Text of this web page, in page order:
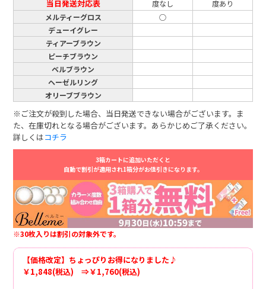
当日発送対応表 度なし
度あり
メルティーグロス
○
デューイグレー
ティアーブラウン
ピーチブラウン
ベルブラウン
ヘーゼルリング
オリーブブラウン
※ご注文が殺到した場合、当日発送できない場合がございます。ま
た、在庫切れとなる場合がございます。あらかじめご了承ください。
詳しくはコチラ
3箱カートに追加いただくと
自動で割引が適用され1箱分がお値引きになります。
※30枚入りは割引の対象外です。
【価格改定】ちょっぴりお得になりました♪
￥1,848(税込) ⇒￥1,760(税込)